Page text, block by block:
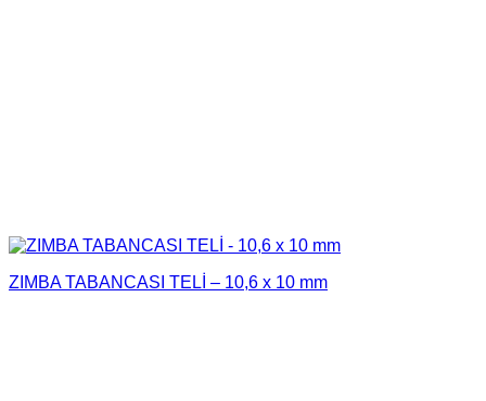
ZIMBA TABANCASI TELİ – 10,6 x 10 mm